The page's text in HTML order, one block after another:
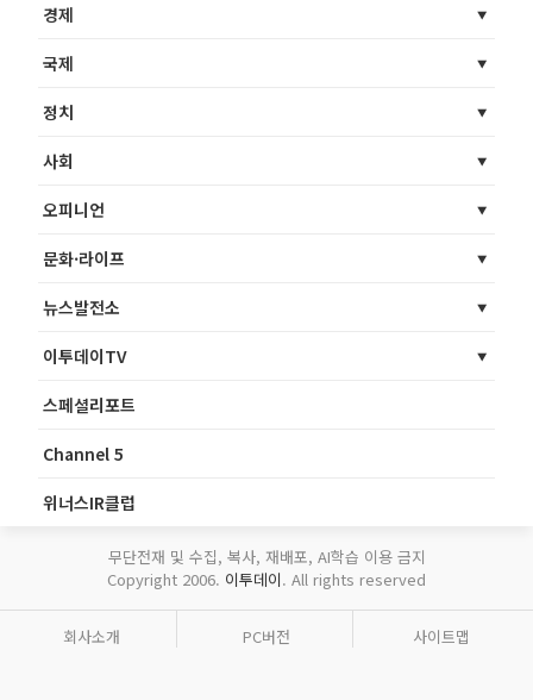
경제
국제
정치
사회
오피니언
문화·라이프
뉴스발전소
이투데이TV
스페셜리포트
Channel 5
위너스IR클럽
무단전재 및 수집, 복사, 재배포, AI학습 이용 금지
Copyright 2006. 이투데이. All rights reserved
회사소개 PC버전 사이트맵